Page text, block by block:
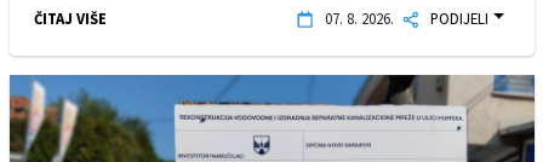
ČITAJ VIŠE 07. 8. 2026. PODIJELI